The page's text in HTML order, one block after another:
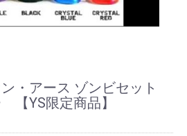
・アース ゾンビセット
【YS限定商品】